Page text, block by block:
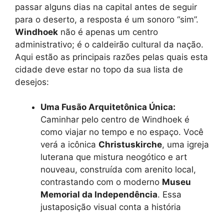
passar alguns dias na capital antes de seguir
para o deserto, a resposta é um sonoro “sim”.
Windhoek não é apenas um centro
administrativo; é o caldeirão cultural da nação.
Aqui estão as principais razões pelas quais esta
cidade deve estar no topo da sua lista de
desejos:
Uma Fusão Arquitetônica Única:
Caminhar pelo centro de Windhoek é
como viajar no tempo e no espaço. Você
verá a icônica Christuskirche, uma igreja
luterana que mistura neogótico e art
nouveau, construída com arenito local,
contrastando com o moderno Museu
Memorial da Independência. Essa
justaposição visual conta a história